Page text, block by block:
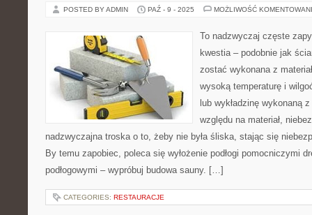
POSTED BY ADMIN PAŹ - 9 - 2025 MOŻLIWOŚĆ
To nadzwyczaj częste
kwestia – podobnie jak
zostać wykonana z
wysoką temperaturę i
lub wykładzinę wykonaną
względu na materiał,
nadzwyczajna troska o to, żeby nie była śliska, stając się
By temu zapobiec, poleca się wyłożenie podłogi pomocniczymi
podłogowymi – wypróbuj budowa sauny. […]
CATEGORIES: RESTAURACJE